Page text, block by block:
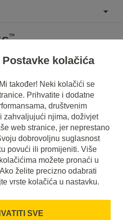
u našem rječniku.
o čemu se točno radi
u svakodnevnoj upotrebi.
kolačića
također! Neki kolačići se
Prihvatite i dodatne
društvenim
zahvaljujući njima, doživjet
web stranice, jer neprestano
dobrovoljnu suglasnost
povući ili promijeniti. Više
možete pronaći u
želite precizno odabrati
vrste kolačića u nastavku.
SVE